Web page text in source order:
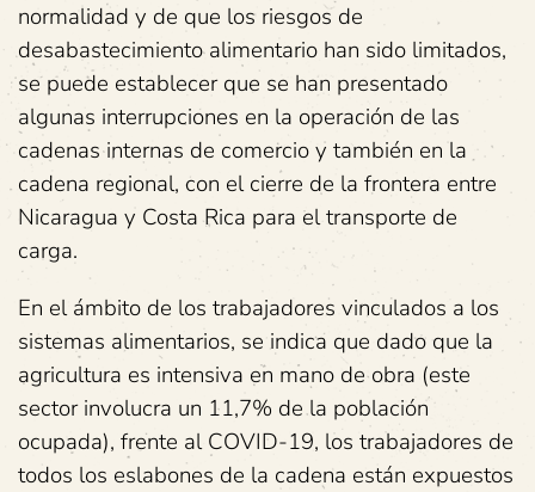
normalidad y de que los riesgos de
desabastecimiento alimentario han sido limitados,
se puede establecer que se han presentado
algunas interrupciones en la operación de las
cadenas internas de comercio y también en la
cadena regional, con el cierre de la frontera entre
Nicaragua y Costa Rica para el transporte de
carga.
En el ámbito de los trabajadores vinculados a los
sistemas alimentarios, se indica que dado que la
agricultura es intensiva en mano de obra (este
sector involucra un 11,7% de la población
ocupada), frente al COVID-19, los trabajadores de
todos los eslabones de la cadena están expuestos